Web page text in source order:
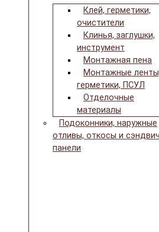
Клей, герметики,
очистители
Клинья, заглушки,
инструмент
Монтажная пена
Монтажные
герметики, ПСУЛ
Отделочные
материалы
Подоконники, наружные
отливы, откосы и
панели